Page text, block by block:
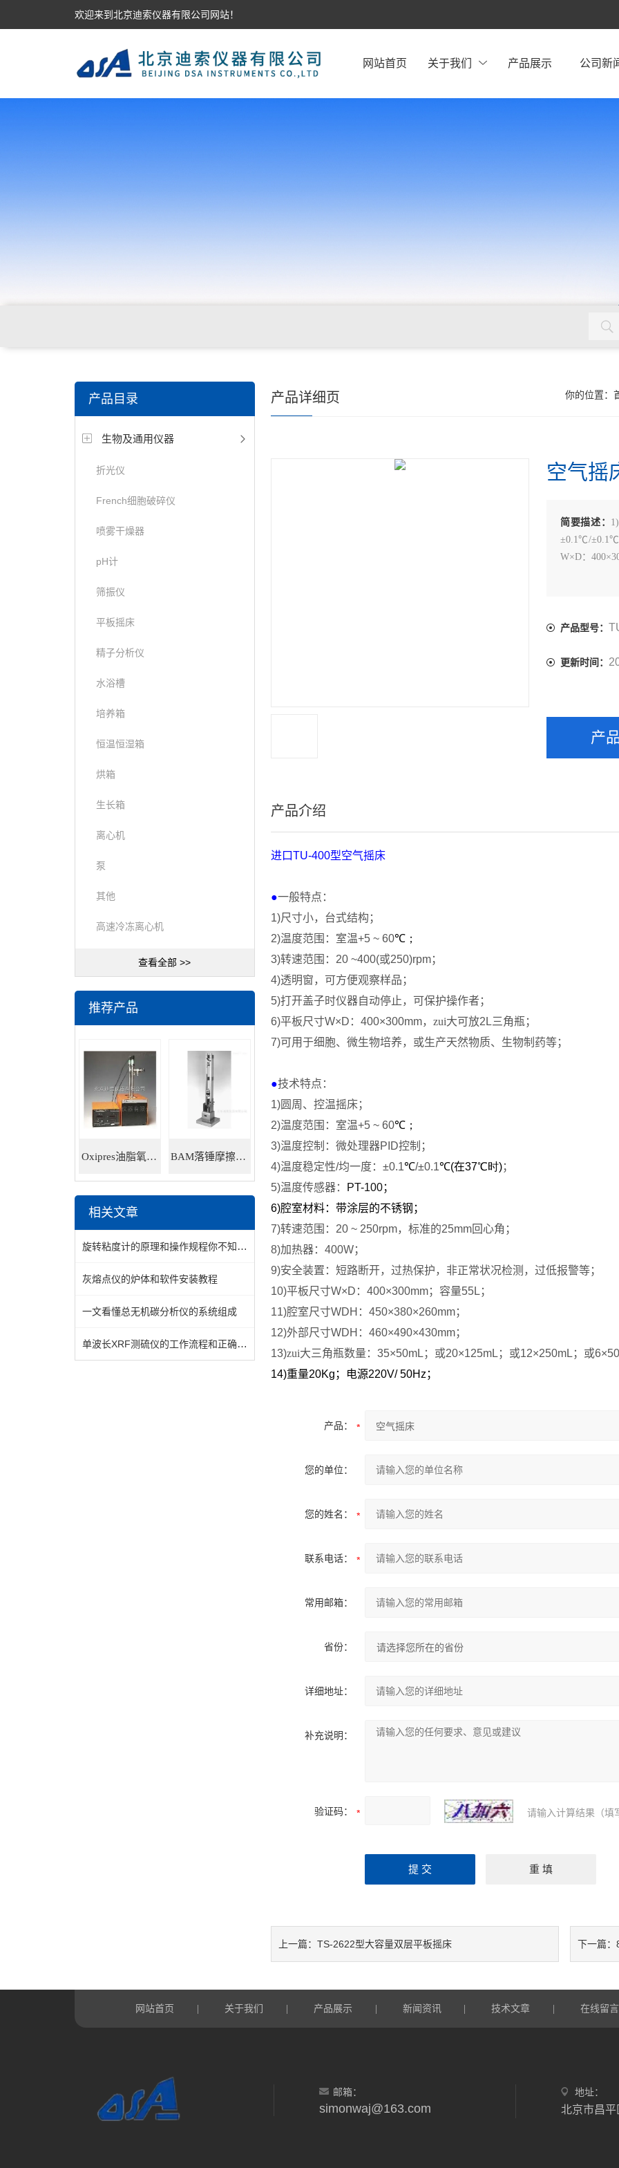
欢迎来到北京迪索仪器有限公司网站！
网站首页 关于我们 产品展示 公司新
产品目录
生物及通用仪器
折光仪
French细胞破碎仪
喷雾干燥器
pH计
筛振仪
平板摇床
精子分析仪
水浴槽
培养箱
恒温恒湿箱
烘箱
生长箱
离心机
泵
其他
高速冷冻离心机
查看全部 >>
推荐产品
Oxipres油脂氧化稳定性仪 BAM落锤摩擦感度仪
相关文章
旋转粘度计的原理和操作规程你不知道吗？
灰熔点仪的炉体和软件安装教程
一文看懂总无机碳分析仪的系统组成
单波长XRF测硫仪的工作流程和正确操作规程
你的位置：
产品详细页
空气摇
简要描述：
±0.1℃/
W×D：
产品型号：
更新时间：
产
产品介绍
进口TU-400型空气摇床
●一般特点：
1)尺寸小，台式结构；
2)温度范围：室温+5 ~ 60℃；
3)转速范围： 20 ~400(或250)rpm；
4)透明窗，可方便观察样品；
5)打开盖子时仪器自动停止，可保护操作者；
6)平板尺寸W×D ： 400×300mm，zui大可放2L三角瓶；
7)可用于细胞、微生物培养，或生产天然物质、生物制药等；
●技术特点：
1)圆周、控温摇床；
2)温度范围：室温+5 ~ 60℃；
3)温度控制：微处理器PID控制；
4)温度稳定性/均一度： ±0.1℃/±0.1℃(在37℃时)；
5)温度传感器： PT-100；
6)腔室材料：带涂层的不锈钢；
7)转速范围： 20 ~ 250rpm，标准的25mm回心角；
8)加热器： 400W；
9)安全装置：短路断开，过热保护，非正常状况检测，过低报警等；
10)平板尺寸W×D ： 400×300mm；容量55L ；
11)腔室尺寸WDH ： 450×380×260mm；
12)外部尺寸WDH ： 460×490×430mm；
13)zui大三角瓶数量： 35×50mL ；或20×125mL ；或12×250mL ；或
14)重量20Kg ；电源220V/ 50Hz ；
产品：
您的单位：
您的姓名：
联系电话：
常用邮箱：
省份：
详细地址：
补充说明：
验证码： 请输入计算结果（填
上一篇： TS-2622型大容量双层平板摇床 下一篇：
网站首页 关于我们 产品展示 新闻资讯 技术文章 在线留言
邮箱：
simonwaj@163.com
地址：
北京市昌平